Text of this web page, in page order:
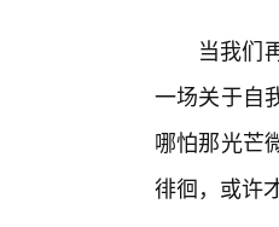
当我们
一场关于自
哪怕那光芒
徘徊，或许